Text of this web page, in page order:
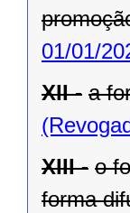
01/01/
XII - a
XIII - o
forma